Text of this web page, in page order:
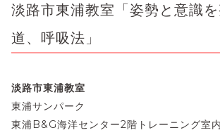
淡路市東浦教室「姿勢と意識
道、呼吸法」
淡路市東浦教室
東浦サンパーク
東浦B&G海洋センター2階トレーニング室